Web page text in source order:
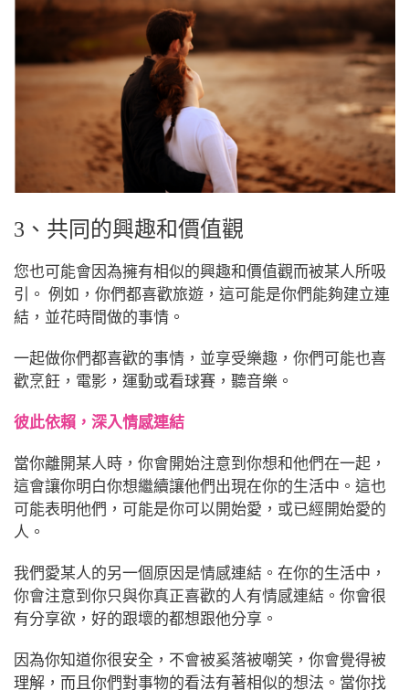
3、共同的興趣和價值觀
您也可能會因為擁有相似的興趣和價值觀而被某人所吸
引。 例如，你們都喜歡旅遊，這可能是你們能夠建立連
結，並花時間做的事情。
一起做你們都喜歡的事情，並享受樂趣，你們可能也喜
歡烹飪，電影，運動或看球賽，聽音樂。
彼此依賴，深入情感連結
當你離開某人時，你會開始注意到你想和他們在一起，
這會讓你明白你想繼續讓他們出現在你的生活中。這也
可能表明他們， 可能是你可以開始愛，或已經開始愛的
人。
我們愛某人的另一個原因是情感連結。在你的生活中，
你會注意到你只與你真正喜歡的人有情感連結。你會很
有分享欲，好的跟壞的都想跟他分享。
因為你知道你很安全，不會被奚落被嘲笑，你會覺得被
理解，而且你們對事物的看法有著相似的想法。當你找